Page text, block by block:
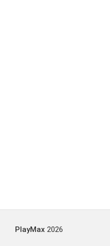
PlayMax 2026